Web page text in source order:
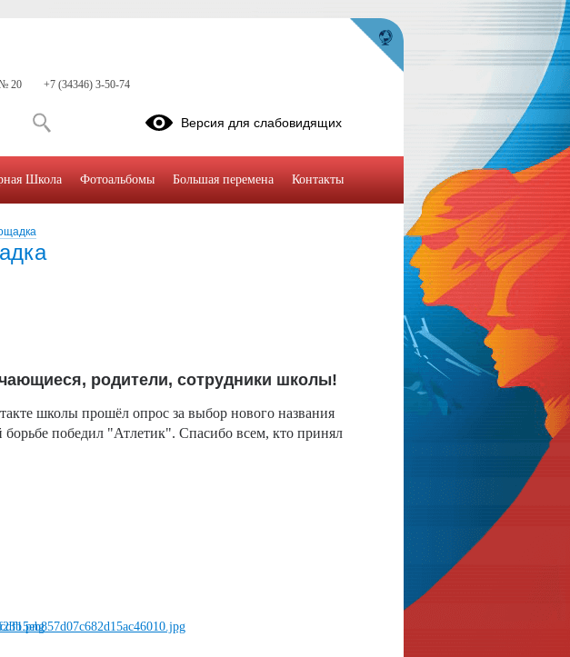
родители, сотрудники школы!
школы прошёл опрос за выбор нового названия
борьбе победил "Атлетик". Спасибо всем, кто принял
№ 20 +7 (34346) 3-50-74
Версия для слабовидящих
Школа Фотоальбомы Большая перемена Контакты